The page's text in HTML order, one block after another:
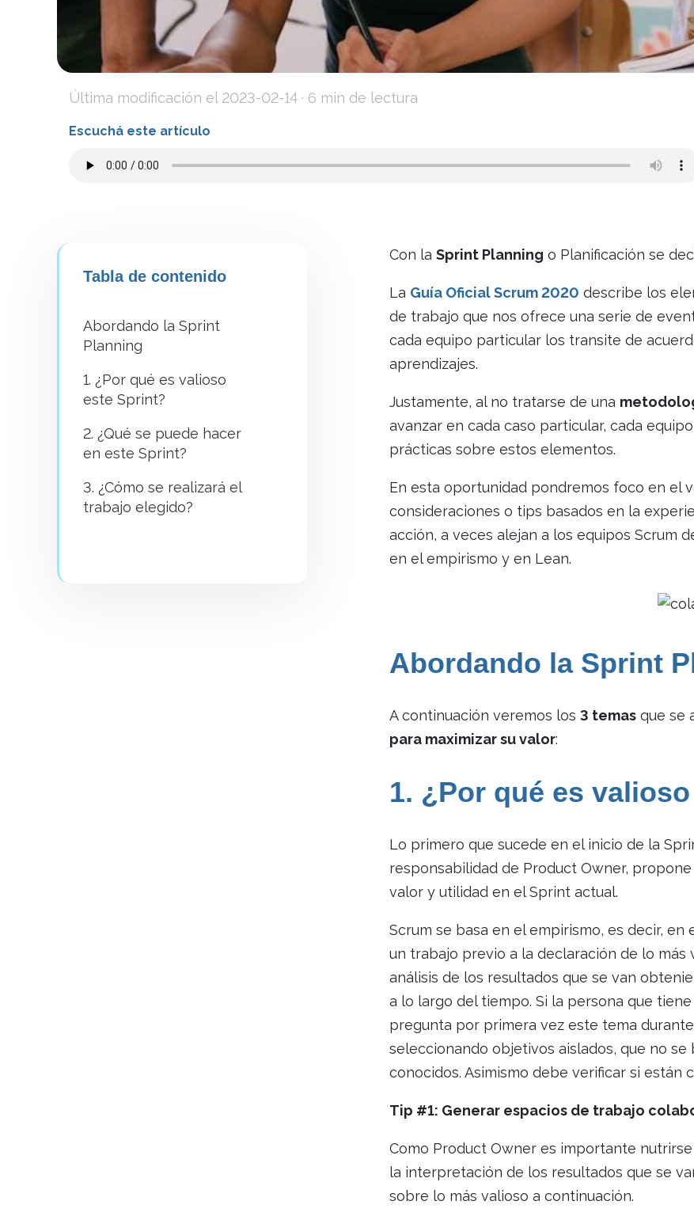
Última modificación el 2023-02-14 · 6 min de lectura
Escuchá este artículo
Tabla de contenido
Abordando la Sprint
Planning
1. ¿Por qué es valioso
este Sprint?
2. ¿Qué se puede hacer
en este Sprint?
3. ¿Cómo se realizará el
trabajo elegido?
Con la Sprint Planning o Planificación se
La Guía Oficial Scrum 2020 describe los
de trabajo que nos ofrece una serie de
cada equipo particular los transite de
aprendizajes.
Justamente, al no tratarse de una
avanzar en cada caso particular, cada
prácticas sobre estos elementos.
En esta oportunidad pondremos foco en el
consideraciones o tips basados en la
acción, a veces alejan a los equipos Scrum
en el empirismo y en Lean.
Abordando la Sprint
A continuación veremos los 3 temas que se
para maximizar su valor:
1. ¿Por qué es
Lo primero que sucede en el inicio de la
responsabilidad de Product Owner,
valor y utilidad en el Sprint actual.
Scrum se basa en el empirismo, es decir,
un trabajo previo a la declaración de lo
análisis de los resultados que se van
a lo largo del tiempo. Si la persona que
pregunta por primera vez este tema
seleccionando objetivos aislados, que no
conocidos. Asimismo debe verificar si
Tip #1: Generar espacios de trabajo
Como Product Owner es importante
la interpretación de los resultados que se
sobre lo más valioso a continuación.